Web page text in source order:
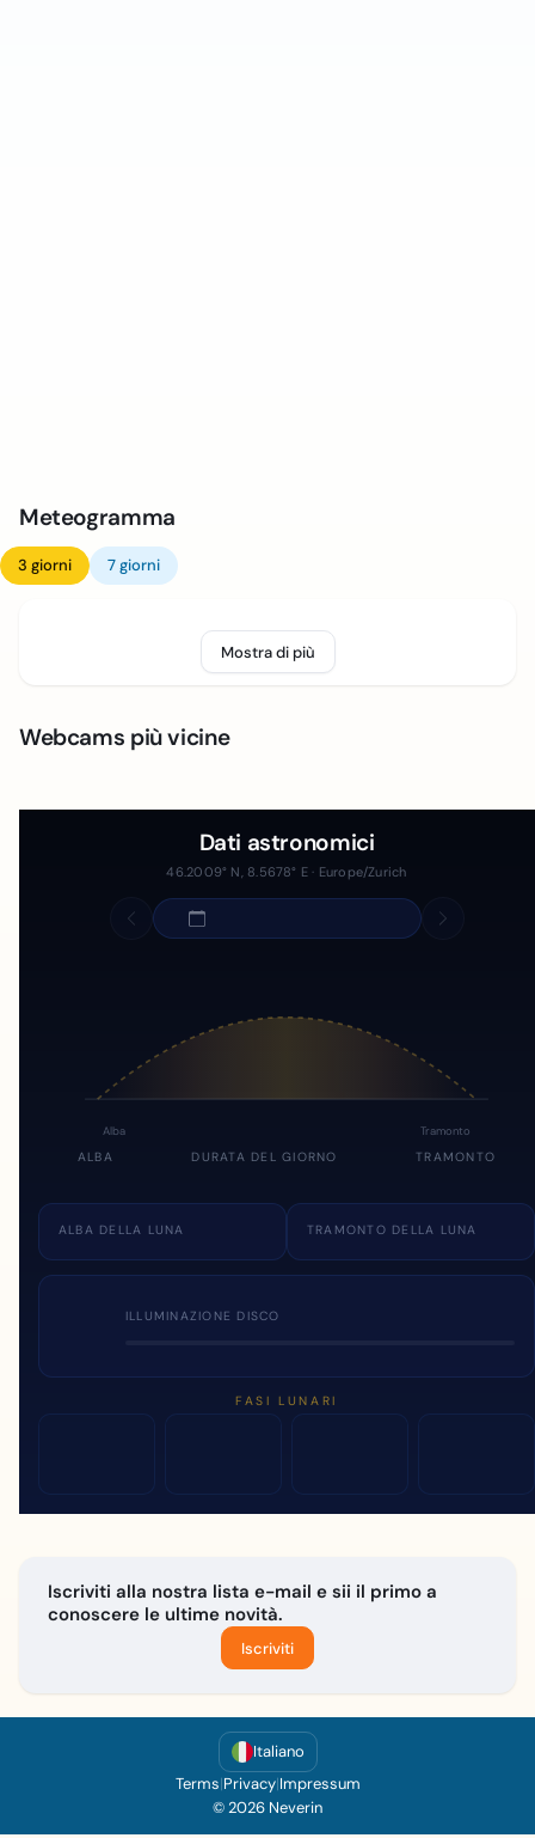
Meteogramma
3 giorni 7 giorni
Mostra di più
Webcams più vicine
Dati astronomici
46.2009° N, 8.5678° E · Europe/Zurich
Alba Tramonto
ALBA DURATA DEL GIORNO TRAMONTO
ALBA DELLA LUNA TRAMONTO DELLA LUNA
ILLUMINAZIONE DISCO
FASI LUNARI
Iscriviti alla nostra lista e-mail e sii il primo a
conoscere le ultime novità.
Iscriviti
Italiano
Terms|Privacy|Impressum
© 2026 Neverin